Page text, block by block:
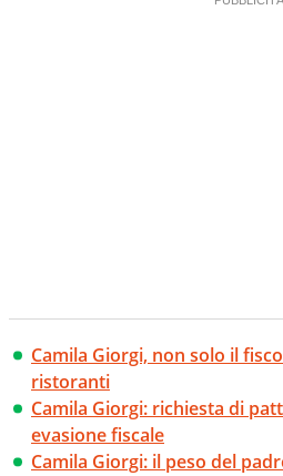
Camila Giorgi, non solo il
ristoranti
Camila Giorgi: richiesta di
evasione fiscale
Camila Giorgi: il peso del